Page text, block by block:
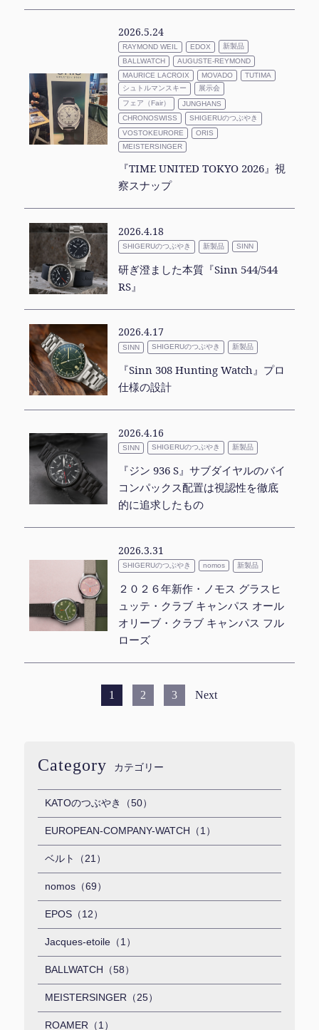
2026.5.24
RAYMOND WEIL EDOX
新製品
BALLWATCH
AUGUSTE-REYMOND
MAURICE LACROIX
MOVADO
TUTIMA
シュトルマンスキー
展示会
フェア（Fair）
JUNGHANS
CHRONOSWISS
SHIGERUのつぶやき
VOSTOKEURORE
ORIS
MEISTERSINGER
『TIME UNITED TOKYO 2026』視
察スナップ
2026.4.18
SHIGERUのつぶやき 新製品 SINN
研ぎ澄ました本質『Sinn 544/544
RS』
2026.4.17
SINN SHIGERUのつぶやき 新製品
『Sinn 308 Hunting Watch』プロ
仕様の設計
2026.4.16
SINN SHIGERUのつぶやき 新製品
『ジン 936 S』サブダイヤルのバイ
コンパックス配置は視認性を徹底
的に追求したもの
2026.3.31
SHIGERUのつぶやき nomos 新製品
２０２６年新作・ノモス グラスヒ
ュッテ・クラブ キャンパス オール
オリーブ・クラブ キャンパス フル
ローズ
1 2 3 Next
Category カテゴリー
KATOのつぶやき（50）
EUROPEAN-COMPANY-WATCH（1）
ベルト（21）
nomos（69）
EPOS（12）
Jacques-etoile（1）
BALLWATCH（58）
MEISTERSINGER（25）
ROAMER（1）